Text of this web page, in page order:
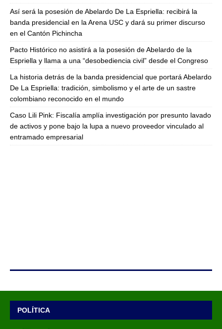
Así será la posesión de Abelardo De La Espriella: recibirá la
banda presidencial en la Arena USC y dará su primer discurso
en el Cantón Pichincha
Pacto Histórico no asistirá a la posesión de Abelardo de la
Espriella y llama a una “desobediencia civil” desde el Congreso
La historia detrás de la banda presidencial que portará Abelardo
De La Espriella: tradición, simbolismo y el arte de un sastre
colombiano reconocido en el mundo
Caso Lili Pink: Fiscalía amplía investigación por presunto lavado
de activos y pone bajo la lupa a nuevo proveedor vinculado al
entramado empresarial
POLÍTICA